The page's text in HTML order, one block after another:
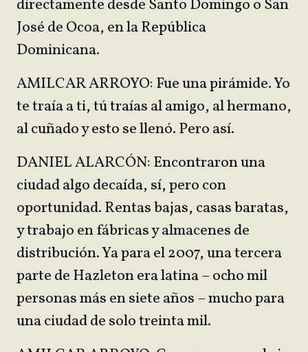
directamente desde Santo Domingo o San
José de Ocoa, en la República
Dominicana.
AMILCAR ARROYO: Fue una pirámide. Yo
te traía a ti, tú traías al amigo, al hermano,
al cuñado y esto se llenó. Pero así.
DANIEL ALARCÓN: Encontraron una
ciudad algo decaída, sí, pero con
oportunidad. Rentas bajas, casas baratas,
y trabajo en fábricas y almacenes de
distribución. Ya para el 2007, una tercera
parte de Hazleton era latina – ocho mil
personas más en siete años – mucho para
una ciudad de solo treinta mil.